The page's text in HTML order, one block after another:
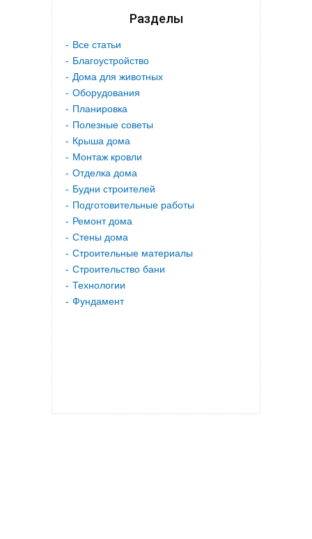
Разделы
Все статьи
Благоустройство
Дома для животных
Оборудования
Планировка
Полезные советы
Крыша дома
Монтаж кровли
Отделка дома
Будни строителей
Подготовительные работы
Ремонт дома
Стены дома
Строительные материалы
Строительство бани
Технологии
Фундамент